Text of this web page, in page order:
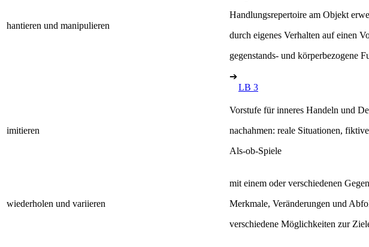
hantieren und manipulieren
Handlungsrepertoire am Objekt
durch eigenes Verhalten auf einen
gegenstands- und körperbezogene
➔
LB 3
imitieren
Vorstufe für inneres Handeln und
nachahmen: reale Situationen,
Als-ob-Spiele
wiederholen und variieren
mit einem oder verschiedenen
Merkmale, Veränderungen und
verschiedene Möglichkeiten zur